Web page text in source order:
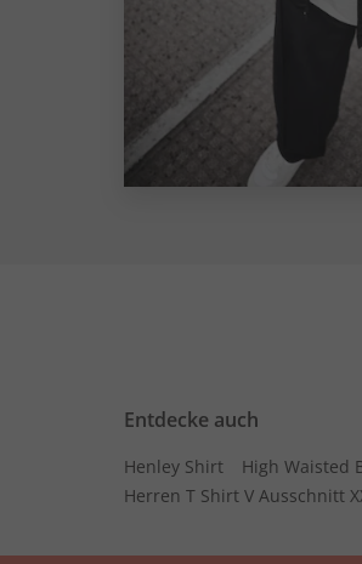
Entdecke auch
Henley Shirt High Waisted
Herren T Shirt V Ausschnitt